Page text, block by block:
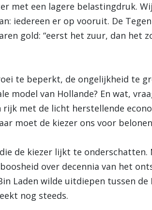
met een lagere belastingdruk.
iedereen er op vooruit. De
gold: “eerst het zuur, dan het
te beperkt, de ongelijkheid te
model van Hollande? En wat,
rijk met de licht herstellende
moet de kiezer ons voor
de kiezer lijkt te
over decennia van het
Laden wilde uitdiepen tussen de
nog steeds.